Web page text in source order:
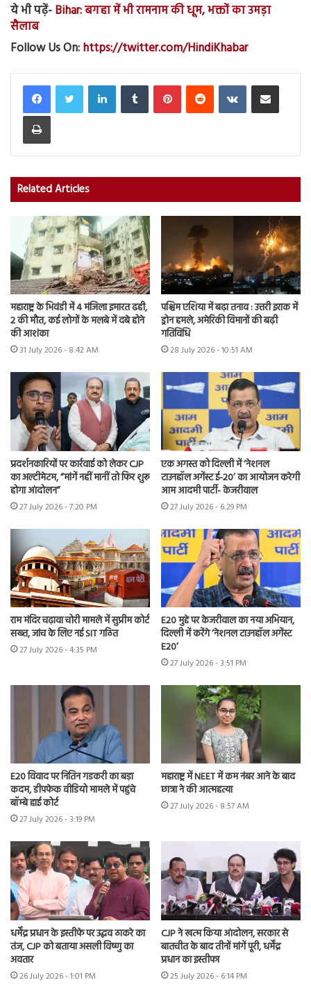
ये भी पढ़ें-Bihar: बगहा में भी रामनाम की धूम, भक्तों का उमड़ा
सैलाब
Follow Us On:https://twitter.com/HindiKhabar
LinkedInTumblr PinterestReddit VKontakteShare via Email
Print
Related Articles
महाराष्ट्र के भिवंडी में 4 मंजिला इमारत ढही,
2 की मौत, कई लोगों के मलबे में दबे होने
की आशंका
31 July 2026 - 8:42 AM
पश्चिम एशिया में बढ़ा तनाव : उत्तरी इराक में
ड्रोन हमले, अमेरिकी विमानों की बढ़ी
गतिविधि
28 July 2026 - 10:51 AM
प्रदर्शनकारियों पर कार्रवाई को लेकर CJP
का अल्टीमेटम, “मांगें नहीं मानीं तो फिर शुरू
होगा आंदोलन”
27 July 2026 - 7:20 PM
एक अगस्त को दिल्ली में ‘नेशनल
टाउनहॉल अगेंस्ट ई-20’ का आयोजन करेगी
आम आदमी पार्टी- केजरीवाल
27 July 2026 - 6:29 PM
राम मंदिर चढ़ावा चोरी मामले में सुप्रीम कोर्ट
सख्त, जांच के लिए नई SIT गठित
27 July 2026 - 4:35 PM
E20 मुद्दे पर केजरीवाल का नया अभियान,
दिल्ली में करेंगे ‘नेशनल टाउनहॉल अगेंस्ट
E20’
27 July 2026 - 3:51 PM
E20 विवाद पर नितिन गडकरी का बड़ा
कदम, डीपफेक वीडियो मामले में पहुंचे
बॉम्बे हाई कोर्ट
27 July 2026 - 3:19 PM
महाराष्ट्र में NEET में कम नंबर आने के बाद
छात्रा ने की आत्महत्या
27 July 2026 - 8:57 AM
धर्मेंद्र प्रधान के इस्तीफे पर उद्धव ठाकरे का
तंज, CJP को बताया असली विष्णु का
अवतार
26 July 2026 - 1:01 PM
CJP ने खत्म किया आंदोलन, सरकार से
बातचीत के बाद तीनों मांगें पूरी, धर्मेंद्र
प्रधान का इस्तीफा
25 July 2026 - 6:14 PM